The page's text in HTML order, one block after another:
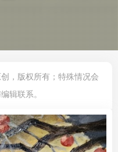
，版权所有；特殊情况会
辑联系。